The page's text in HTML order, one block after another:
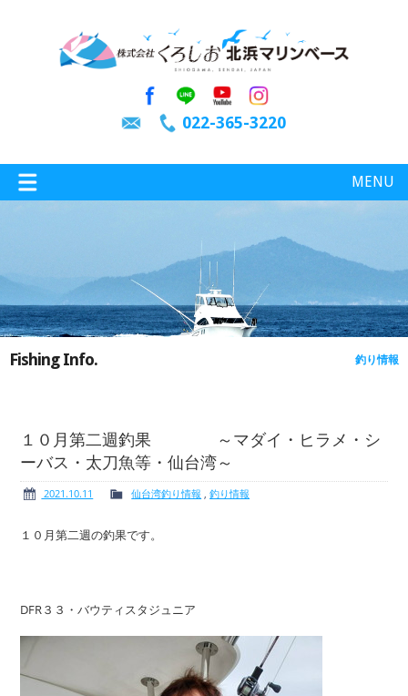
022-365-3220
MENU
特選情報
ボート免許
Fishing Info. 釣り情報
１０月第二週釣果 ～マダイ・ヒラメ・シ
ーバス・太刀魚等・仙台湾～
2021.10.11 仙台湾釣り情報 ,釣り情報
１０月第二週の釣果です。
DFR３３・バウティスタジュニア